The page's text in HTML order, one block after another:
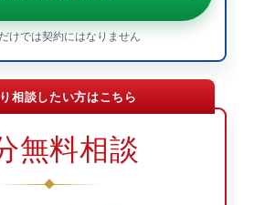
けでは契約にはなりません
相談したい方はこちら
無料相談